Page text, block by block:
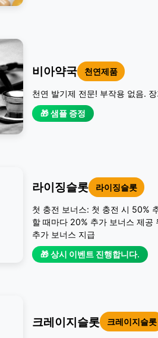
비아약국 천연제품
천연 발기제 전문! 부작용 없음.
🎁 샘플 증정
라이징슬롯 라이징슬롯
첫 충전 보너스: 첫 충전 시 50%
할 때마다 20% 추가 보너스 제공
추가 보너스 지급
🎁 상시 이벤트 진행합니다.
크레이지슬롯 크레이지슬롯